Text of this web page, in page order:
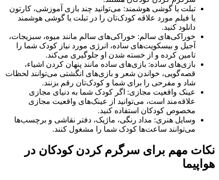
تبلت یا گوشی هوشمند: می‌توانید چند بازی آموزشی، کارتون
یا فیلم مورد علاقه کودک‌تان را در تبلت یا گوشی هوشمند
دانلود کنید.
خوراکی‌های سالم: خوراکی‌های سالم مانند میوه، سبزیجات،
آجیل و بیسکویت‌های ساده، انرژی مورد نیاز کودک شما را
تامین کرده و از خسته شدن او جلوگیری می‌کند.
بازی‌های ساده: بازی‌های ساده مانند پنهان کردن اشیاء،
قصه‌گویی، خواندن شعر و بازی‌های انگشتی می‌توانند لحظات
شاد و مفرحی را برای شما و کودک‌تان رقم بزنند.
عینک واقعیت مجازی: اگر کودک شما به دنیای مجازی
علاقه‌مند است، می‌توانید از عینک‌های واقعیت مجازی
مخصوص کودکان استفاده کنید.
وسایل هنری: مداد رنگی، ماژیک، دفتر نقاشی و برچسب‌ها
می‌توانند ساعت‌ها کودک شما را مشغول کنند.
نکات مهم برای سرگرم کردن کودکان در
هواپیما